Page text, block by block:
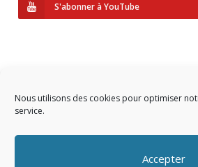
Nous utilisons des cookies pour optimiser
service.
Accepter
S'abonner à YouTube
Copyright © 2023 AIDF